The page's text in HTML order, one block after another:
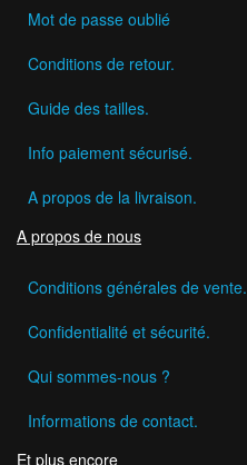
Mot de passe oublié
Conditions de retour.
Guide des tailles.
Info paiement sécurisé.
A propos de la livraison.
A propos de nous
Conditions générales de vente.
Confidentialité et sécurité.
Qui sommes-nous ?
Informations de contact.
Et plus encore